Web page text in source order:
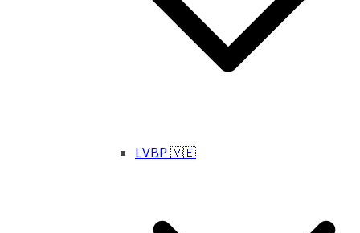
LVBP 🇻🇪